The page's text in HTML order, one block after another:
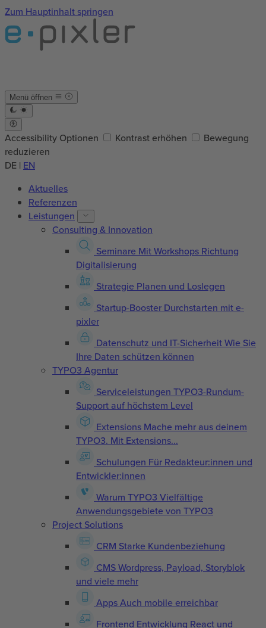
Zum Hauptinhalt springen
Menü öffnen
Accessibility Optionen Kontrast erhöhen
Bewegung
reduzieren
DE | EN
Aktuelles
Referenzen
Leistungen
Consulting & Innovation
Seminare Mit Workshops Richtung
Digitalisierung
Strategie Planen und Loslegen
Startup-Booster Durchstarten mit e-
pixler
Datenschutz und IT-SicherheitWie Sie
Ihre Daten schützen können
TYPO3 Agentur
Serviceleistungen TYPO3-Rundum-
Support auf höchstem Level
Extensions Mache mehr aus deinem
TYPO3. Mit Extensions...
Schulungen Für Redakteur:innen und
Entwickler:innen
Warum TYPO3 Vielfältige
Anwendungsgebiete von TYPO3
Project Solutions
CRM Starke Kundenbeziehung
CMSWordpress, Payload, Storyblok
und viele mehr
AppsAuch mobile erreichbar
Frontend Entwicklung React und